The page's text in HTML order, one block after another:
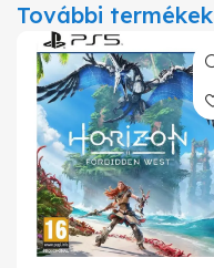
További termékek